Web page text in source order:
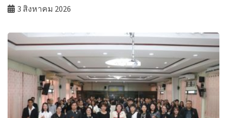
3 สิงหาคม 2026